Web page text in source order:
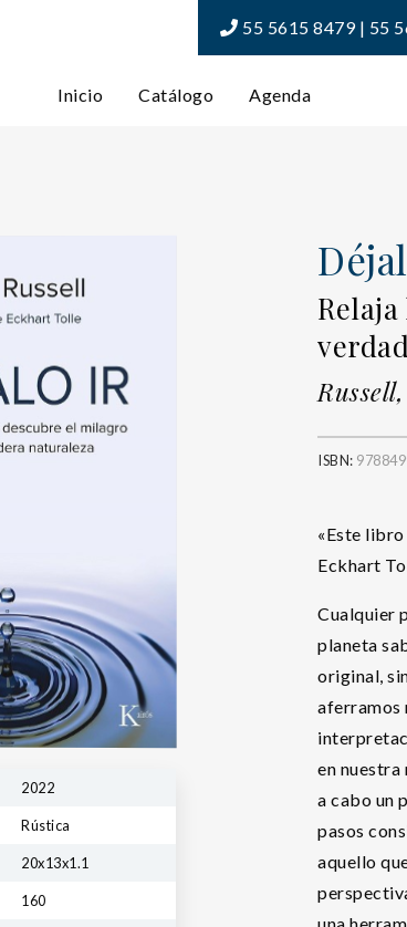
55 5615 8479 | 55
Inicio Catálogo Agenda
2022
Rústica
20x13x1.1
160
ISBN:
«Este
Eckhart
Cualquier
planeta
original,
aferramos
en nuestra
a cabo un
pasos
aquello